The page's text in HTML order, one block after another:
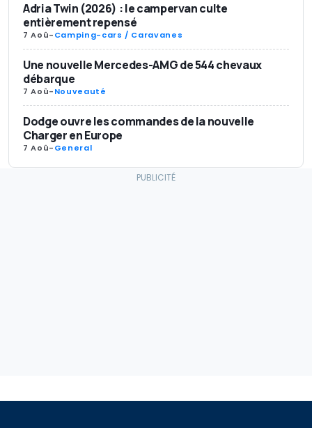
Adria Twin (2026) : le campervan culte
entièrement repensé
7 Aoû-Camping-cars / Caravanes
Une nouvelle Mercedes-AMG de 544 chevaux
débarque
7 Aoû-Nouveauté
Dodge ouvre les commandes de la nouvelle
Charger en Europe
7 Aoû-General